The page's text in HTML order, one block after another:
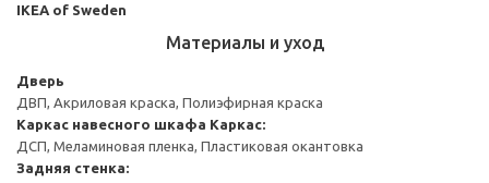
IKEA of Sweden
Материалы и уход
Дверь
ДВП, Акриловая краска, Полиэфирная краска
Каркас навесного шкафа Каркас:
ДСП, Меламиновая пленка, Пластиковая окантовка
Задняя стенка: